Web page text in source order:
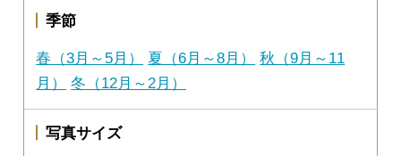
季節
春（3月～5月） 夏（6月～8月）
秋（9月～11
月）
冬（12月～2月）
写真サイズ